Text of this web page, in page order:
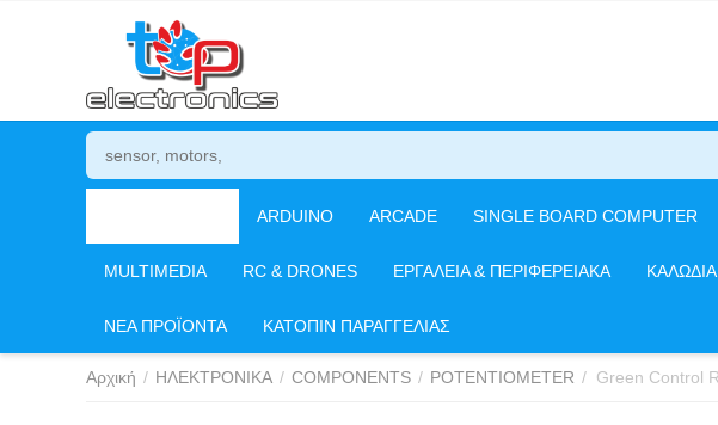
ARDUINO ARCADE SINGLE BOARD COMPUTER
MULTIMEDIA RC & DRONES ΕΡΓΑΛΕΙΑ & ΠΕΡΙΦΕΡΕΙΑΚΑ ΚΑΛΩΔΙΑ
ΝΕΑ ΠΡΟΪΟΝΤΑ ΚΑΤΟΠΙΝ ΠΑΡΑΓΓΕΛΙΑΣ
Αρχική / ΗΛΕΚΤΡΟΝΙΚΑ / COMPONENTS / POTENTIOMETER / Green Control